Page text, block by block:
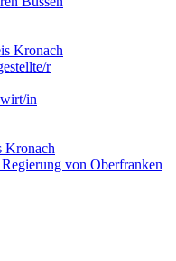
Kronach
r
in
Kronach
von Oberfranken